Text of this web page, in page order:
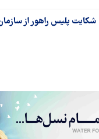
شکایت پلیس راهور از